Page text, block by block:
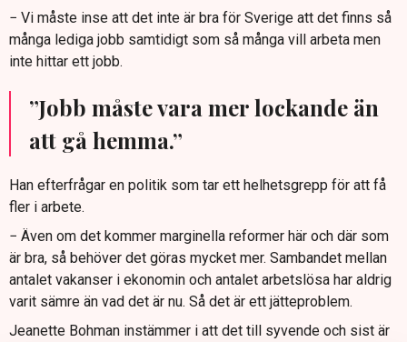
− Vi måste inse att det inte är bra för Sverige att det finns så
många lediga jobb samtidigt som så många vill arbeta men
inte hittar ett jobb.
”Jobb måste vara mer lockande än
att gå hemma.”
Han efterfrågar en politik som tar ett helhetsgrepp för att få
fler i arbete.
− Även om det kommer marginella reformer här och där som
är bra, så behöver det göras mycket mer. Sambandet mellan
antalet vakanser i ekonomin och antalet arbetslösa har aldrig
varit sämre än vad det är nu. Så det är ett jätteproblem.
Jeanette Bohman instämmer i att det till syvende och sist är